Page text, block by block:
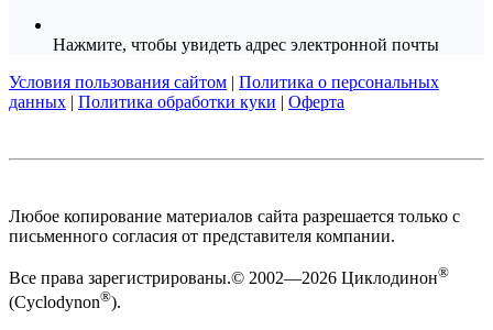
Нажмите, чтобы увидеть адрес электронной почты
Условия пользования сайтом | Политика о персональных
данных | Политика обработки куки | Оферта
Любое копирование материалов сайта разрешается только с
письменного согласия от представителя компании.
Все права зарегистрированы.© 2002—2026 Циклодинон®
(Cyclodynon®).